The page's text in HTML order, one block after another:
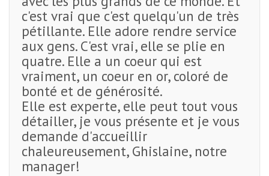
c'est vrai que c'est quelqu'un de très
pétillante. Elle adore rendre service
aux gens. C'est vrai, elle se plie en
quatre. Elle a un coeur qui est
vraiment, un coeur en or, coloré de
bonté et de générosité.
Elle est experte, elle peut tout vous
détailler, je vous présente et je vous
demande d'accueillir
chaleureusement, Ghislaine, notre
manager!